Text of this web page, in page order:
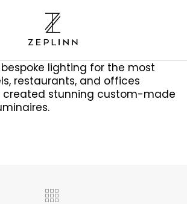
lighting for the most
restaurants, and offices
created stunning custom-made